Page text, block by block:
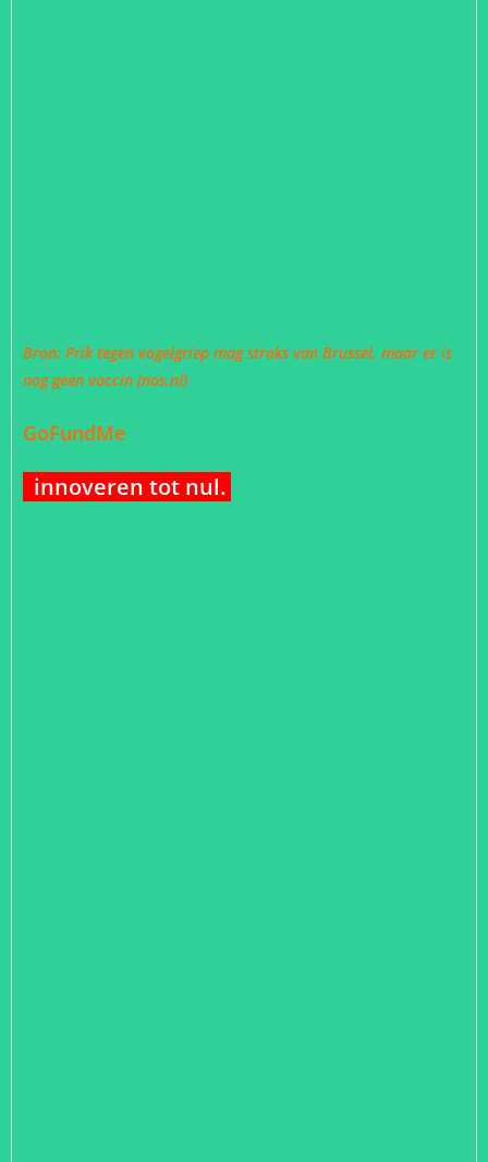
Bron: Prik tegen vogelgriep mag straks van Brussel, maar er is
nog geen vaccin (nos.nl)
GoFundMe
innoveren tot nul.